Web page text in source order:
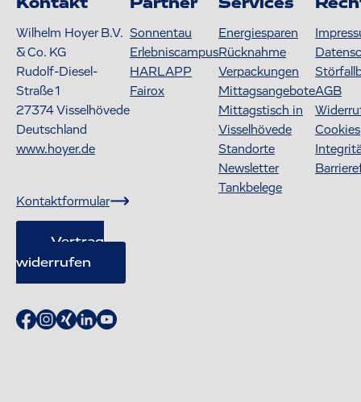
Kontakt
Wilhelm Hoyer B.V.
& Co. KG
Rudolf-Diesel-
Straße 1
27374Visselhövede
Deutschland
www.hoyer.de
Kontaktformular
Vertrag
widerrufen
Partner
Sonnentau
Erlebniscampus
HARLAPP
Fairox
Services
Energiesparen
Rücknahme
Verpackungen
Mittagsangebote
Mittagstisch in
Visselhövede
Standorte
Newsletter
Tankbelege
AGB
Cookies